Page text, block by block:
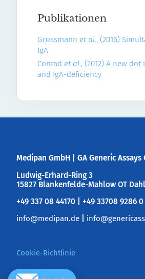
Publikationen
Grossmann et al., (2016)
IgA
Conrad et al., (2012) A new
and IgA-deficiency
Medipan GmbH
GA Generic Assays
Ludwig-Erhard-Ring 3
15827 Blankenfelde-Mahlow OT
+49 337 08 44170 | +49 33708 9286 0
info@medipan.de
Cookie-Richtlinie